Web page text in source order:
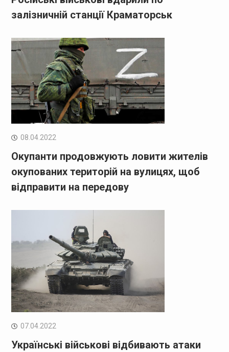
залізничній станції Краматорськ
08.04.2022
Окупанти продовжують ловити жителів
окупованих територій на вулицях, щоб
відправити на передову
07.04.2022
Українські військові відбивають атаки